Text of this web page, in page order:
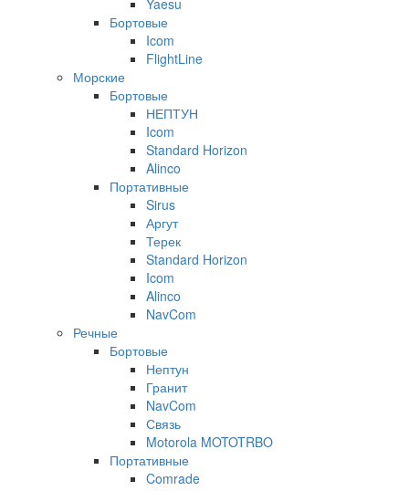
Бортовые
Icom
FlightLine
Морские
Бортовые
НЕПТУН
Icom
Standard Horizon
Alinco
Портативные
Sirus
Аргут
Терек
Standard Horizon
Icom
Alinco
NavCom
Речные
Бортовые
Нептун
Гранит
NavCom
Связь
Motorola MOTOTRBO
Портативные
Comrade